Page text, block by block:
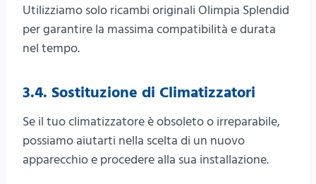
Utilizziamo solo ricambi originali Olimpia Splendid
per garantire la massima compatibilità e durata
nel tempo.
3.4. Sostituzione di Climatizzatori
Se il tuo climatizzatore è obsoleto o irreparabile,
possiamo aiutarti nella scelta di un nuovo
apparecchio e procedere alla sua installazione.